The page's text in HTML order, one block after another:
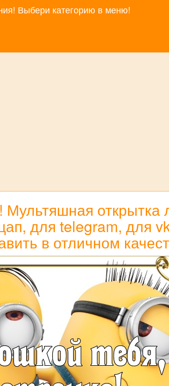
Выбери категорию в меню!
открытка
для telegram, для
в отличном